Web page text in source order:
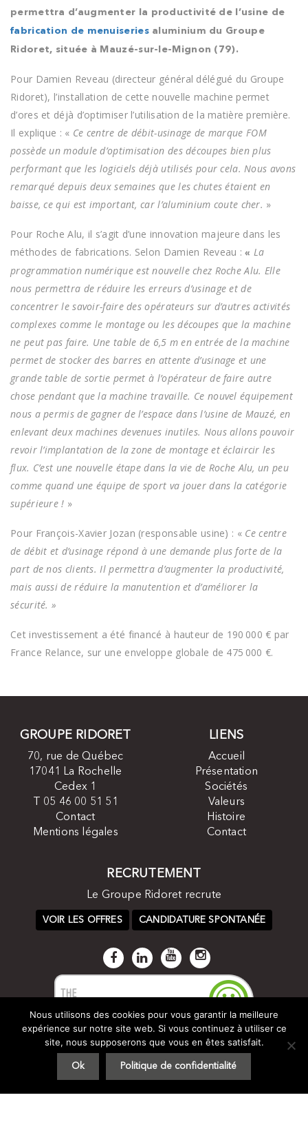
permettra d’augmenter la productivité de l’usine de
fabrication de menuiseriesaluminium du Groupe
Ridoret, située à Mauzé-sur-le-Mignon (79).
Pour Damien Reveau (directeur général délégué du Groupe
Ridoret), l’installation de cette nouvelle machine permet
d’ores et déjà d’optimiser l’utilisation de la matière première.
Il explique : « Ce centre de débit-usinage de marque FOM
possède un module d’optimisation des découpes bien plus
performant que les logiciels déjà utilisés pour cela. Nous avons
remarqué depuis deux semaines que les chutes étaient en
baisse, ce qui est important, car l’aluminium coute cher. »
Pour Roche Alu, il s’agit d’une innovation majeure dans les
méthodes de fabrications. Selon Damien Reveau : «La
programmation numérique est nouvelle chez Roche Alu. Elle
nous permettra de réduire les erreurs d’usinage et de
concentrer le savoir-faire des opérateurs sur d’autres activités
complexes comme le montage ou les découpes que la machine
ne peut pas faire. Une table de 6,5 m en entrée de la machine
permet de stocker des barres en attente d’usinage et une
grande table de sortie permet à l’opérateur de faire autre
chose pendant que la machine travaille. Ce nouvel équipement
nous a permis de gagner de l’espace dans l’usine de Mauzé, en
enlevant deux machines devenues inutiles. Nous allons pouvoir
revoir l’implantation de la zone de montage et éclaircir les
flux. C’est une nouvelle étape dans la vie de Roche Alu, un peu
comme quand une équipe de sport va jouer dans la catégorie
supérieure ! »
Pour François-Xavier Jozan (responsable usine) : « Ce centre
de débit et d’usinage répond à une demande plus forte de la
part de nos clients. Il permettra d’augmenter la productivité,
mais aussi de réduire la manutention et d’améliorer la
sécurité. »
Cet investissement a été financé à hauteur de 190 000 € par
France Relance, sur une enveloppe globale de 475 000 €.
GROUPE RIDORET
70, rue de Québec
17041 La Rochelle
Cedex 1
T 05 46 00 51 51
Contact
Mentions légales
LIENS
Accueil
Présentation
Sociétés
Valeurs
Histoire
Contact
RECRUTEMENT
Le Groupe Ridoret recrute
VOIR LES OFFRES CANDIDATURE SPONTANÉE
Nous utilisons des cookies pour vous garantir la meilleure
expérience sur notre site web. Si vous continuez à utiliser ce
site, nous supposerons que vous en êtes satisfait.
Ok Politique de confidentialité